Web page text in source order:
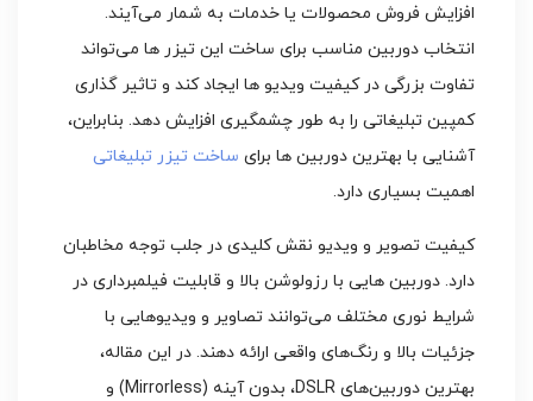
افزایش فروش محصولات یا خدمات به شمار می‌آیند.
انتخاب دوربین مناسب برای ساخت این تیزر ها می‌تواند
تفاوت بزرگی در کیفیت ویدیو ها ایجاد کند و تاثیر گذاری
کمپین‌ تبلیغاتی را به طور چشمگیری افزایش دهد. بنابراین،
آشنایی با بهترین دوربین‌ ها برای ساخت تیزر تبلیغاتی
اهمیت بسیاری دارد.
کیفیت تصویر و ویدیو نقش کلیدی در جلب توجه مخاطبان
دارد. دوربین‌ هایی با رزولوشن بالا و قابلیت فیلمبرداری در
شرایط نوری مختلف می‌توانند تصاویر و ویدیوهایی با
جزئیات بالا و رنگ‌های واقعی ارائه دهند. در این مقاله،
بهترین دوربین‌های DSLR، بدون آینه (Mirrorless) و